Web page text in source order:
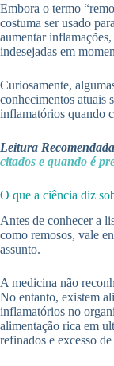
Embora o termo
costuma ser usado
aumentar
indesejadas em
Curiosamente,
conhecimentos atuais
inflamatórios quando
Leitura
citados e quando é
O que a ciência diz
Antes de conhecer a
como remosos, vale
assunto.
A medicina não
No entanto, existem
inflamatórios no
alimentação rica em
refinados e excesso